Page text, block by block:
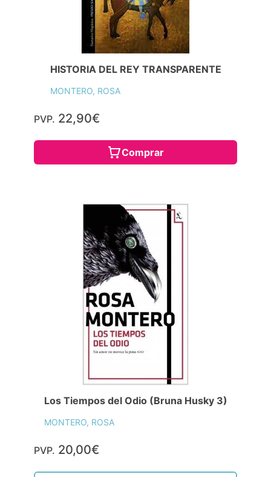
HISTORIA DEL REY TRANSPARENTE
MONTERO, ROSA
PVP. 22,90€
Comprar
Los Tiempos del Odio (Bruna Husky 3)
MONTERO, ROSA
PVP. 20,00€